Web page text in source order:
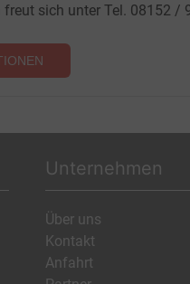
freut sich unter Tel. 08152 /
Unternehmen
Über uns
Kontakt
Anfahrt